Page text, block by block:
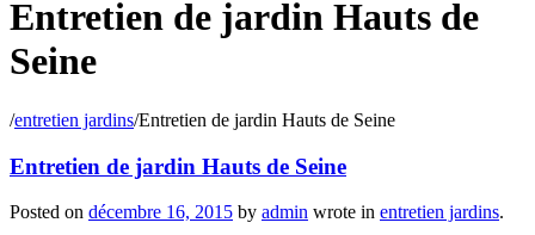
Entretien de jardin Hauts de
Seine
/entretien jardins/Entretien de jardin Hauts de Seine
Entretien de jardin Hauts de Seine
Posted on décembre 16, 2015 by admin wrote in entretien jardins.